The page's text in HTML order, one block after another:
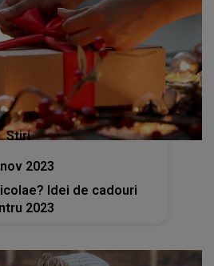
Stiri
2023
Idei de cadouri
2023